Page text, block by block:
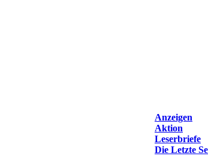
Anzeigen
Aktion
Leserbriefe
Die Letzte